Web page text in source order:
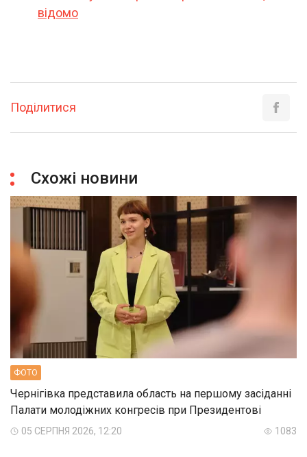
відомо
Поділитися
Схожі новини
ФОТО
Чернігівка представила область на першому засіданні
Палати молодіжних конгресів при Президентові
05 СЕРПНЯ 2026, 12:20 1083